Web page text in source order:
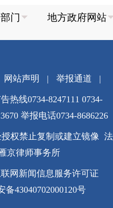
网站声明 | 举报通道 |
热线0734-8247111 0734-
举报电话0734-8686226
权禁止复制或建立镜像 法
京律师事务所
网新闻信息服务许可证
备43040702000120号